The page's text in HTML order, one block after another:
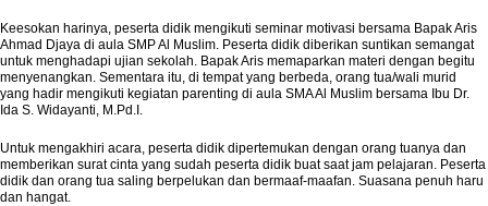
Keesokan harinya, peserta didik mengikuti seminar motivasi bersama Bapak Aris
Ahmad Djaya di aula SMP Al Muslim. Peserta didik diberikan suntikan semangat
untuk menghadapi ujian sekolah. Bapak Aris memaparkan materi dengan begitu
menyenangkan. Sementara itu, di tempat yang berbeda, orang tua/wali murid
yang hadir mengikuti kegiatan parenting di aula SMA Al Muslim bersama Ibu Dr.
Ida S. Widayanti, M.Pd.I.
Untuk mengakhiri acara, peserta didik dipertemukan dengan orang tuanya dan
memberikan surat cinta yang sudah peserta didik buat saat jam pelajaran. Peserta
didik dan orang tua saling berpelukan dan bermaaf-maafan. Suasana penuh haru
dan hangat.